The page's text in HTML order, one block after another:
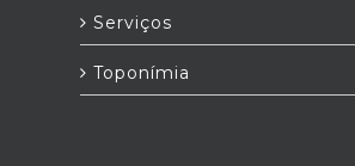
Serviços
Toponímia